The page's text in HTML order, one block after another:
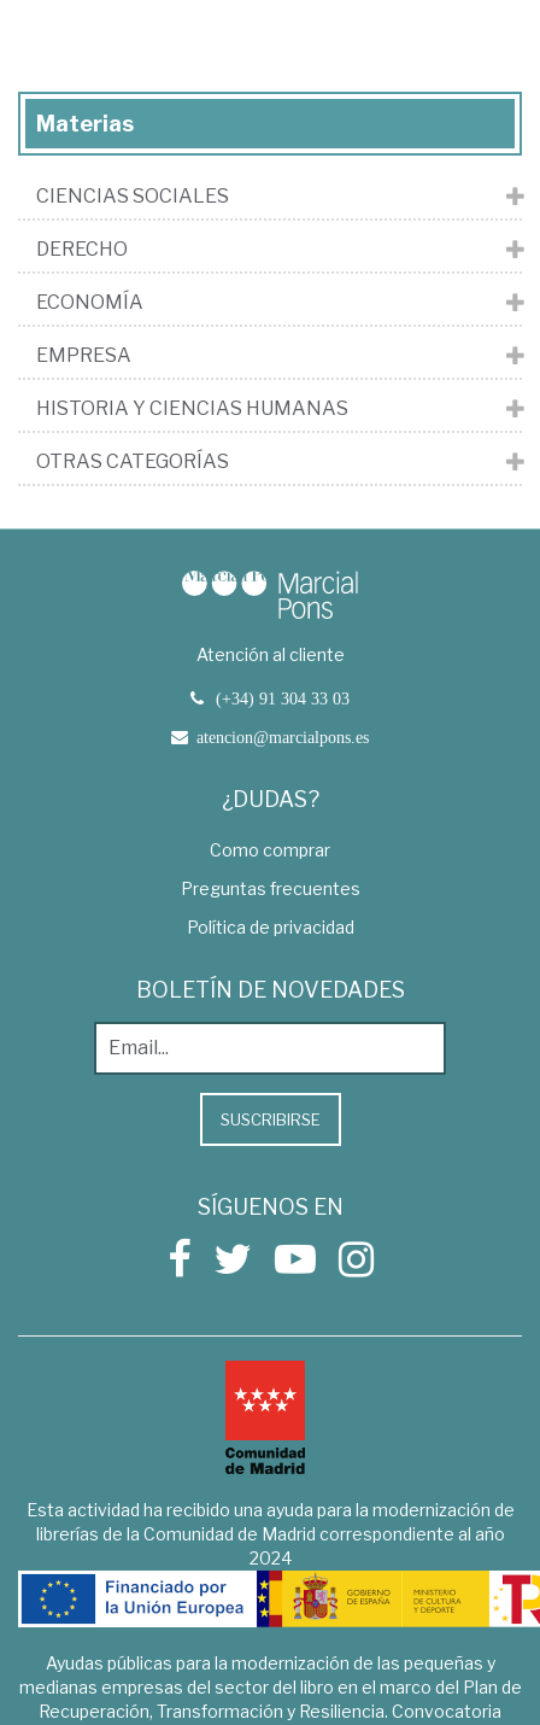
Materias
CIENCIAS SOCIALES
DERECHO
ECONOMÍA
EMPRESA
HISTORIA Y CIENCIAS HUMANAS
OTRAS CATEGORÍAS
Atención al cliente
(+34) 91 304 33 03
atencion@marcialpons.es
¿DUDAS?
Como comprar
Preguntas frecuentes
Política de privacidad
BOLETÍN DE NOVEDADES
SUSCRIBIRSE
SÍGUENOS EN
Esta actividad ha recibido una ayuda para la modernización de
librerías de la Comunidad de Madrid correspondiente al año
2024
Ayudas públicas para la modernización de las pequeñas y
medianas empresas del sector del libro en el marco del Plan de
Recuperación, Transformación y Resiliencia. Convocatoria